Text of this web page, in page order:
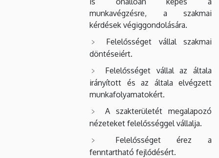
munkavégzésre, a szakmai
kérdések végiggondolására.
Felelősséget vállal szakmai
döntéseiért.
Felelősséget vállal az általa
irányított és az általa elvégzett
munkafolyamatokért.
A szakterületét megalapozó
nézeteket felelősséggel vállalja.
Felelősséget érez a
fenntartható fejlődésért.